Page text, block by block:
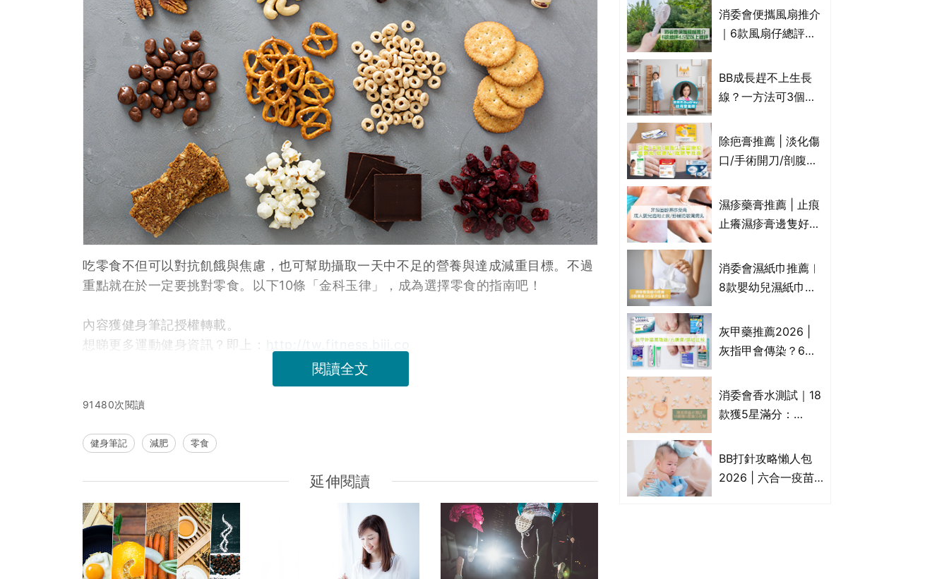
吃零食不但可以對抗飢餓與焦慮，也可幫助攝取一天中不足的營養與達成減重目標。不過
重點就在於一定要挑對零食。以下10條「金科玉律」，成為選擇零食的指南吧！
內容獲健身筆記授權轉載。
想睇更多運動健身資訊？即上：
http://tw.fitness.biji.co
閱讀全文
91480次閱讀
健身筆記 減肥 零食
延伸閱讀
Cetaphil、The
Ordinary、
消委會便攜風扇推介
｜6款風扇仔總評達
品 MUJI、
Francfranc、
BB成長趕不上生長
線？一方法可3個月
懂得把握1歲起「長
高黃金期」
除疤膏推薦 | 淡化傷
口/手術開刀/剖腹生
藥膏/除疤筆/除疤貼
比較（消委會教揀選
濕疹藥膏推薦 | 止痕
止癢濕疹膏邊隻好？
膏/濕疹膏 嬰兒BB濕
疹皮膚適用！紓緩防
一覽)
消委會濕紙巾推薦︱
8款嬰幼兒濕紙巾獲
屈臣氏watsons、強
生Johnson's等｜測
灰甲藥推薦2026 |
灰指甲會傳染？6款
膏/抗甲癬油劑的功
效/價格比較：羅霉
消委會香水測試｜18
款獲5星滿分：
ARMANI、Marks &
Spencer、CHANEL
BB打針攻略懶人包
2026 | 六合一疫苗